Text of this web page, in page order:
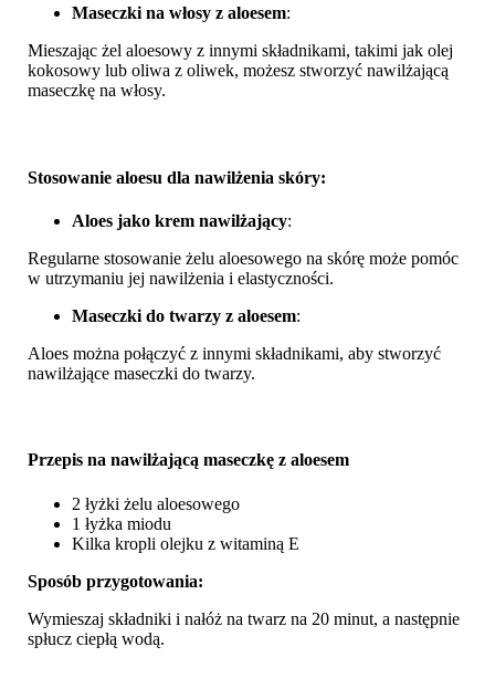
Maseczki na włosy z aloesem:
Mieszając żel aloesowy z innymi składnikami, takimi jak olej
kokosowy lub oliwa z oliwek, możesz stworzyć nawilżającą
maseczkę na włosy.
Stosowanie aloesu dla nawilżenia skóry:
Aloes jako krem nawilżający:
Regularne stosowanie żelu aloesowego na skórę może pomóc
w utrzymaniu jej nawilżenia i elastyczności.
Maseczki do twarzy z aloesem:
Aloes można połączyć z innymi składnikami, aby stworzyć
nawilżające maseczki do twarzy.
Przepis na nawilżającą maseczkę z aloesem
2 łyżki żelu aloesowego
1 łyżka miodu
Kilka kropli olejku z witaminą E
Sposób przygotowania:
Wymieszaj składniki i nałóż na twarz na 20 minut, a następnie
spłucz ciepłą wodą.